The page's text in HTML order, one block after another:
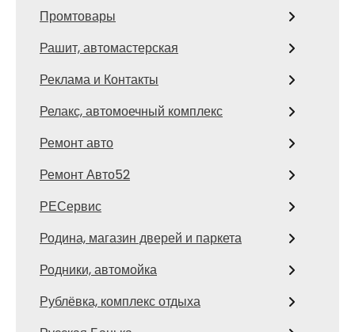
Промтовары
Рашит, автомастерская
Реклама и Контакты
Релакс, автомоечный комплекс
Ремонт авто
Ремонт Авто52
РЕСервис
Родина, магазин дверей и паркета
Родники, автомойка
Рублёвка, комплекс отдыха